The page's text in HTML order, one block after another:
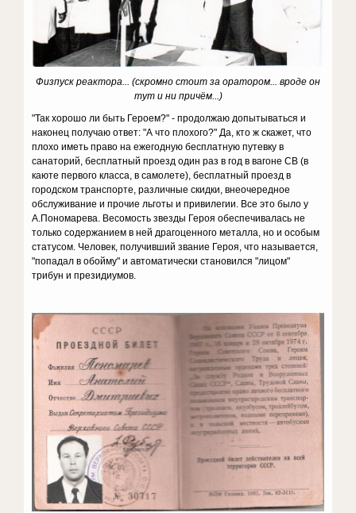
Физпуск реактора... (скромно стоит за оратором... вроде он
тут и ни причём...)
"Так хорошо ли быть Героем?" - продолжаю допытываться и
наконец получаю ответ: "А что плохого?" Да, кто ж скажет, что
плохо иметь право на ежегодную бесплатную путевку в
санаторий, бесплатный проезд один раз в год в вагоне СВ (в
каюте первого класса, в самолете), бесплатный проезд в
городском транспорте, различные скидки, внеочередное
обслуживание и прочие льготы и привилегии. Все это было у
А.Пономарева. Весомость звезды Героя обеспечивалась не
только содержанием в ней драгоценного металла, но и особым
статусом. Человек, получивший звание Героя, что называется,
"попадал в обойму" и автоматически становился "лицом"
трибун и президиумов.